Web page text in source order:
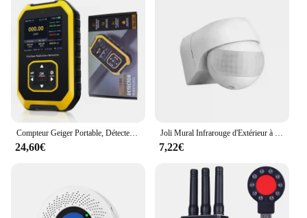
Compteur Geiger Portable, Détecteur de Rayonnement Nucléaire, Dosimètre Personnel, Testeur de Radioactivité, pour Marbre
24,60€
Joli Mural Infrarouge d'Extérieur à Long Mouvement, 110V ~ 230V, PIR, Capteur LED, Minuterie Étanche, 180 Lumières
7,22€